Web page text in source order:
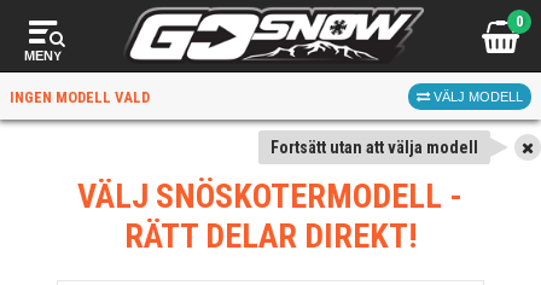
MENY
0
INGEN MODELL VALD VÄLJ MODELL
Fortsätt utan att välja modell
VÄLJ SNÖSKOTERMODELL -
RÄTT DELAR DIREKT!